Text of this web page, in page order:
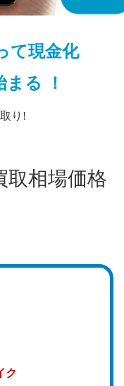
て現金化
る ！
り!
相場価格
ク